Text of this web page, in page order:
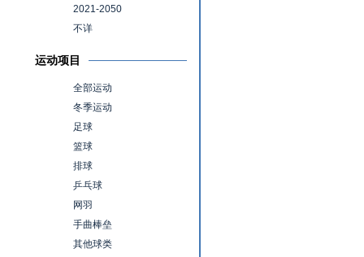
2021-2050
不详
运动项目
全部运动
冬季运动
足球
篮球
排球
乒乓球
网羽
手曲棒垒
其他球类